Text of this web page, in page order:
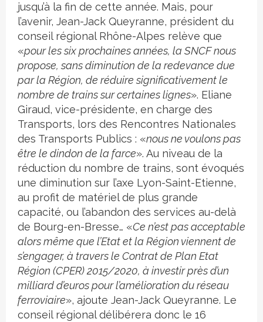
jusqu’à la fin de cette année. Mais, pour
l’avenir, Jean-Jack Queyranne, président du
conseil régional Rhône-Alpes relève que
«pour les six prochaines années, la SNCF nous
propose, sans diminution de la redevance due
par la Région, de réduire significativement le
nombre de trains sur certaines lignes». Eliane
Giraud, vice-présidente, en charge des
Transports, lors des Rencontres Nationales
des Transports Publics : «nous ne voulons pas
être le dindon de la farce». Au niveau de la
réduction du nombre de trains, sont évoqués
une diminution sur l’axe Lyon-Saint-Etienne,
au profit de matériel de plus grande
capacité, ou l’abandon des services au-delà
de Bourg-en-Bresse… «Ce n’est pas acceptable
alors même que l’Etat et la Région viennent de
s’engager, à travers le Contrat de Plan Etat
Région (CPER) 2015/2020, à investir près d’un
milliard d’euros pour l’amélioration du réseau
ferroviaire», ajoute Jean-Jack Queyranne. Le
conseil régional délibérera donc le 16